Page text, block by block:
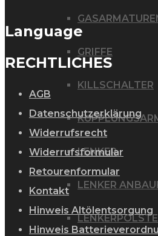
GRIFFE
KILLSCHALTER
LENKER
LENKER
Language
RECHTLICHES
AGB
Datenschutzerklärung
Widerrufsrecht
Widerrufsformular
Retourenformular
Kontakt
Hinweis Altölentsorgung
Hinweis